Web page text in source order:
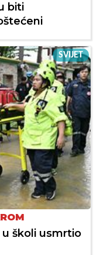
biti
SVIJET
školi usmrtio